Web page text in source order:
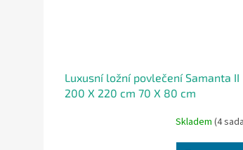
Luxusní ložní povlečení Samanta II
200 X 220 cm 70 X 80 cm
Skladem (4